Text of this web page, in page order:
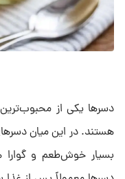
دسرها یکی از
هستند. در این میان
بسیار خوش‌طعم و گوارا